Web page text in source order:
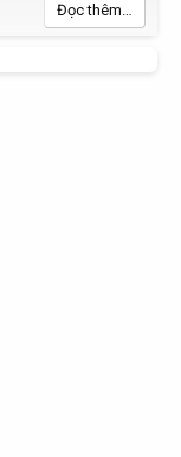
Đọc thêm…